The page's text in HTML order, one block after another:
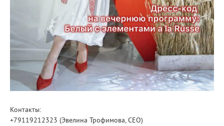
Контакты:
+79119212323 (Эвелина Трофимова, CEO)